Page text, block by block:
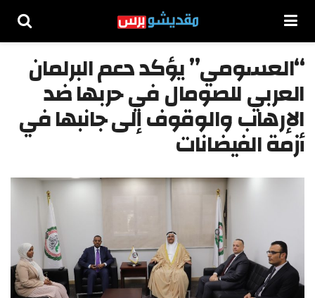
“العسومي” يؤكد دعم البرلمان
العربي للصومال في حربها ضد
الإرهاب والوقوف إلى جانبها في
أزمة الفيضانات